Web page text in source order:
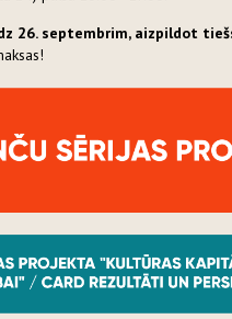
26. septembrim, aizpildot